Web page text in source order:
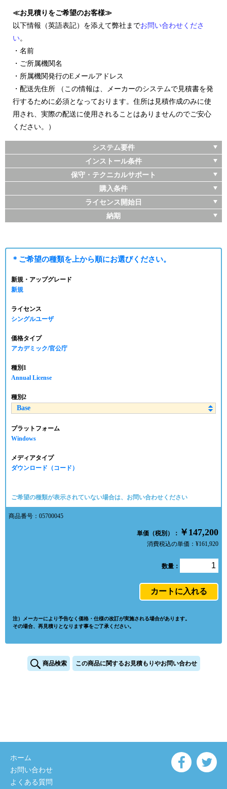
≪お見積りをご希望のお客様≫
以下情報（英語表記）を添えて弊社までお問い合わせくださ
い。
・名前
・ご所属機関名
・所属機関発行のEメールアドレス
・配送先住所 （この情報は、メーカーのシステムで見積書を発
行するために必須となっております。住所は見積作成のみに使
用され、実際の配送に使用されることはありませんのでご安心
ください。）
システム要件
インストール条件
保守・テクニカルサポート
購入条件
ライセンス開始日
納期
＊ご希望の種類を 上から順にお選びください。
新規・アップグレード
新規
ライセンス
シングルユーザ
価格タイプ
アカデミック/官公庁
種別1
Annual License
種別2
プラットフォーム
Windows
メディアタイプ
ダウンロード（コード）
ご希望の種類が表示されていない場合は、お問い合わせください
商品番号：05700045
単価（税別）： ￥147,200
消費税込の単価：¥161,920
数量：
注）メーカーにより予告なく価格・仕様の改訂が実施される場合があります。
その場合、再見積りとなります事をご了承ください。
商品検索 この商品に関するお見積もりやお問い合わせ
ホーム
お問い合わせ
よくある質問